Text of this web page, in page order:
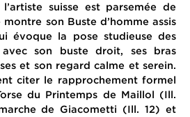
suisse est parsemée de
son Buste d’homme assis
évoque la pose studieuse des
son buste droit, ses bras
et son regard calme et serein.
citer le rapprochement formel
du Printemps de Maillol (Ill.
de Giacometti (Ill. 12) et